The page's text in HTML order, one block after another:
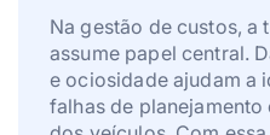
Na gestão de custos, a
assume papel central.
e ociosidade ajudam a
falhas de